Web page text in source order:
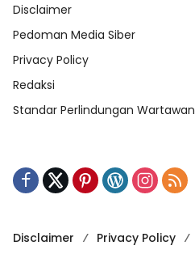
Disclaimer
Pedoman Media Siber
Privacy Policy
Redaksi
Standar Perlindungan Wartawan
Disclaimer Privacy Policy